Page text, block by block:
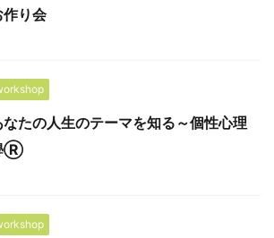
作り会
なたの人生のテーマを知る～個性心理
Ⓡ